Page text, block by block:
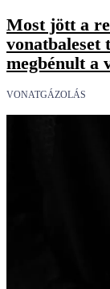
Most jött a
vonatbaleset
megbénult a
VONATGÁZOLÁS